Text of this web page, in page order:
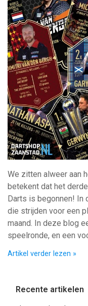
We zitten alweer aan
betekent dat het
Darts is begonnen! In
die strijden voor een
maand. In deze blog
speelronde, en een
Artikel verder lezen »
Recente artikelen